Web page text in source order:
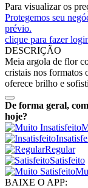
Para visualizar os
Protegemos seu
prévio.
clique para fazer
DESCRIÇÃO
Meia argola de flor
cristais nos formatos
oferece brilho e
De forma geral,
hoje?
Regular
Satisfeito
BAIXE O APP: